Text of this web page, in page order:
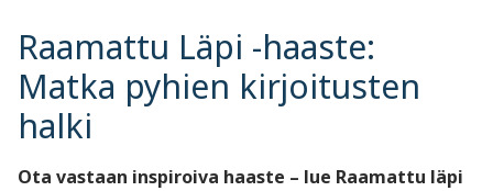
Raamattu Läpi -haaste:
Matka pyhien kirjoitusten
halki
Ota vastaan inspiroiva haaste – lue Raamattu läpi